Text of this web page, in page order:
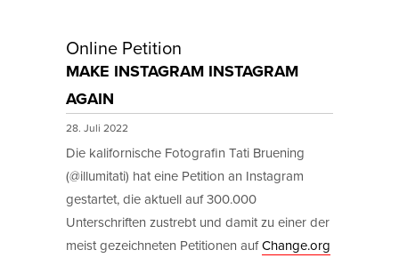
Online Petition
MAKE INSTAGRAM INSTAGRAM
AGAIN
28. Juli 2022
Die kalifornische Fotografin Tati Bruening
(@illumitati) hat eine Petition an Instagram
gestartet, die aktuell auf 300.000
Unterschriften zustrebt und damit zu einer der
meist gezeichneten Petitionen aufChange.org